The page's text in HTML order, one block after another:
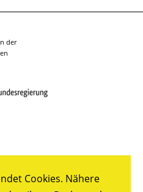
Cookies. Nähere
auf
der